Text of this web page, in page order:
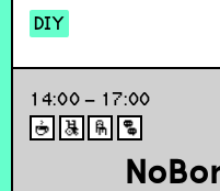
DIY
14:00 – 17:00